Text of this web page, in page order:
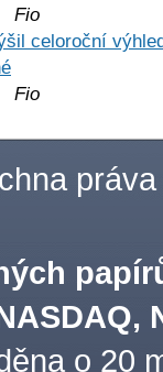
Fio
celoroční
Fio
práva
o 20